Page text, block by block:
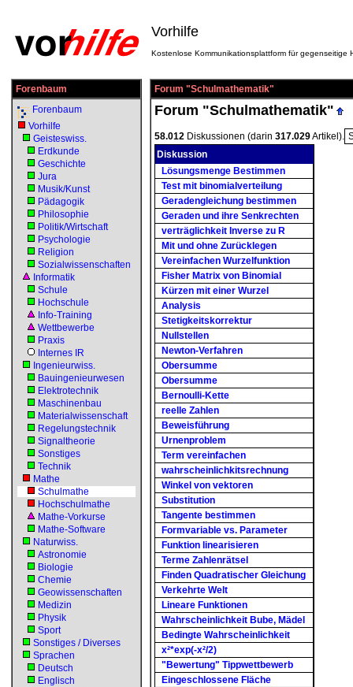
Vorhilfe
Kostenlose Kommunikationsplattform für gegenseitige
Forenbaum
Forenbaum
Vorhilfe
Geisteswiss.
Erdkunde
Geschichte
Jura
Musik/Kunst
Pädagogik
Philosophie
Politik/Wirtschaft
Psychologie
Religion
Sozialwissenschaften
Informatik
Schule
Hochschule
Info-Training
Wettbewerbe
Praxis
Internes IR
Ingenieurwiss.
Bauingenieurwesen
Elektrotechnik
Maschinenbau
Materialwissenschaft
Regelungstechnik
Signaltheorie
Sonstiges
Technik
Mathe
Schulmathe
Hochschulmathe
Mathe-Vorkurse
Mathe-Software
Naturwiss.
Astronomie
Biologie
Chemie
Geowissenschaften
Medizin
Physik
Sport
Sonstiges / Diverses
Sprachen
Deutsch
Englisch
Forum "Schulmathematik"
Forum "Schulmathematik"
58.012 Diskussionen (darin 317.029Artikel).
Diskussion
Lösungsmenge Bestimmen
Test mit binomialverteilung
Geradengleichung bestimmen
Geraden und ihre Senkrechten
verträglichkeit Inverse zu R
Mit und ohne Zurücklegen
Vereinfachen Wurzelfunktion
Fisher Matrix von Binomial
Kürzen mit einer Wurzel
Analysis
Stetigkeitskorrektur
Nullstellen
Newton-Verfahren
Obersumme
Obersumme
Bernoulli-Kette
reelle Zahlen
Beweisführung
Urnenproblem
Term vereinfachen
wahrscheinlichkitsrechnung
Winkel von vektoren
Substitution
Tangente bestimmen
Formvariable vs. Parameter
Funktion linearisieren
Terme Zahlenrätsel
Finden Quadratischer Gleichung
Verkehrte Welt
Lineare Funktionen
Wahrscheinlichkeit Bube, Mädel
Bedingte Wahrscheinlichkeit
x²*exp(-x²/2)
"Bewertung" Tippwettbewerb
Eingeschlossene Fläche